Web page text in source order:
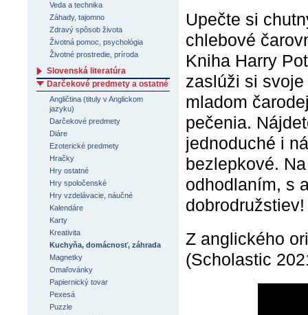
Upečte si
chlebové
Kniha Harry
zaslúži si
mladom
pečenia.
jednoduché i
bezlepkové.
odhodlaním, s
dobrodružstiev!
Z anglického
(Scholastic
Veda a technika
Záhady, tajomno
Zdravý spôsob života
Životná pomoc, psychológia
Životné prostredie, príroda
Slovenská literatúra
Darčekové predmety a ostatné
Angličtina (tituly v Anglickom
jazyku)
Darčekové predmety
Diáre
Ezoterické predmety
Hračky
Hry ostatné
Hry spoločenské
Hry vzdelávacie, náučné
Kalendáre
Karty
Kreativita
Kuchyňa, domácnosť, záhrada
Magnetky
Omaľovánky
Papiernický tovar
Pexesá
Puzzle